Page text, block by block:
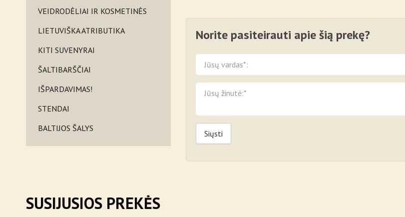
VEIDRODĖLIAI IR KOSMETINĖS
LIETUVIŠKA ATRIBUTIKA
KITI SUVENYRAI
ŠALTIBARŠČIAI
IŠPARDAVIMAS!
STENDAI
BALTIJOS ŠALYS
Norite pasiteirauti apie šią prekę?
Siųsti
SUSIJUSIOS PREKĖS